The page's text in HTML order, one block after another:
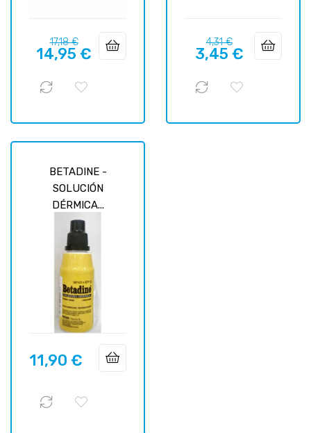
Prix
habituel
17,18 €Prix
14,95 €
Prix
habituel
4,31 €Prix
3,45 €
BETADINE -
SOLUCIÓN
DÉRMICA...
Prix
11,90 €